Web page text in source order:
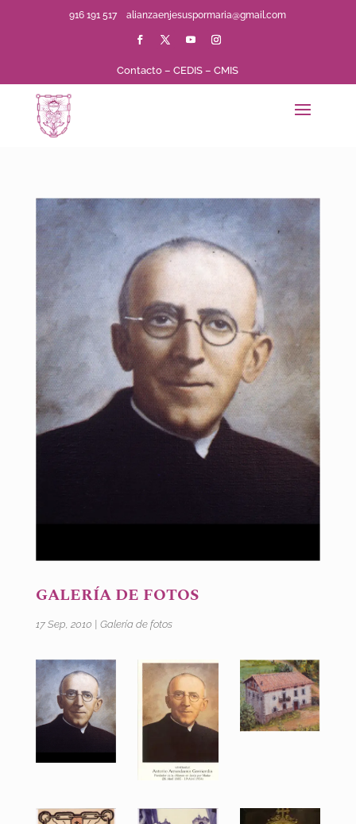
916 191 517alianzaenjesuspormaria@gmail.com
Contacto –CEDIS –CMIS
GALERÍA DE FOTOS
17 Sep, 2010 Galería de fotos